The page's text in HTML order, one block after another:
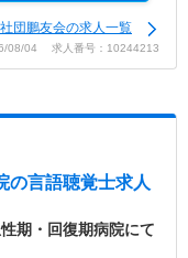
団鵬友会の求人一覧
08/04 求人番号：10244213
の言語聴覚士求人
期・回復期病院にて